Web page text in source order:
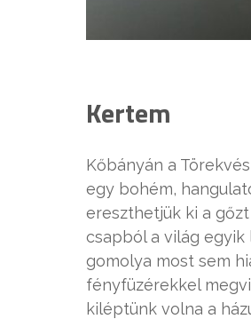
Kertem
Kőbányán a
egy bohém,
ereszthetjük ki a
csapból a világ
gomolya most sem
fényfüzérekkel
kiléptünk volna a